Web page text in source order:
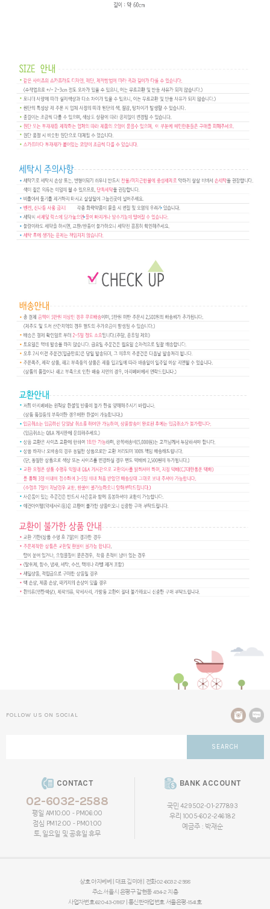
FOLLOW US ON SOCIAL
SEARCH
CONTACT
02-6032-2588
평일 AM10:00 - PM06:00
점심 PM12:00 - PM01:00
토, 일요일 및 공휴일 휴무
BANK ACCOUNT
국민 429502-01-277893
우리 1005-602-246182
예금주 : 박재순
상호 아지베베 | 대표 김미애 | 전화 02-6032-2588
주소 서울시 은평구 갈현동 494-2 지층
사업자번호 620-43-01187 | 통신판매업번호 서울은평-1541호